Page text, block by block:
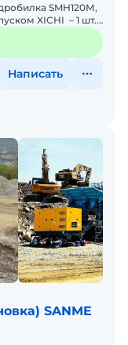
SMH120М,
XICHI – 1 шт.;-
Написать
SANME